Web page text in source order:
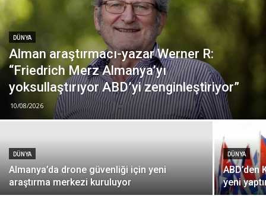
DÜNYA
Alman araştırmacı-yazar Werner R:
“Friedrich Merz Almanya’yı
yoksullaştırıyor ABD’yi zenginleştiriyor”
10/08/2026
DÜNYA
Almanya’da drone güvenliği için yeni
araştırma merkezi kuruluyor
DÜNYA
ABD’den
yeni